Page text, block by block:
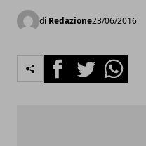
di Redazione23/06/2016
FacebookTwitterWhatsapp